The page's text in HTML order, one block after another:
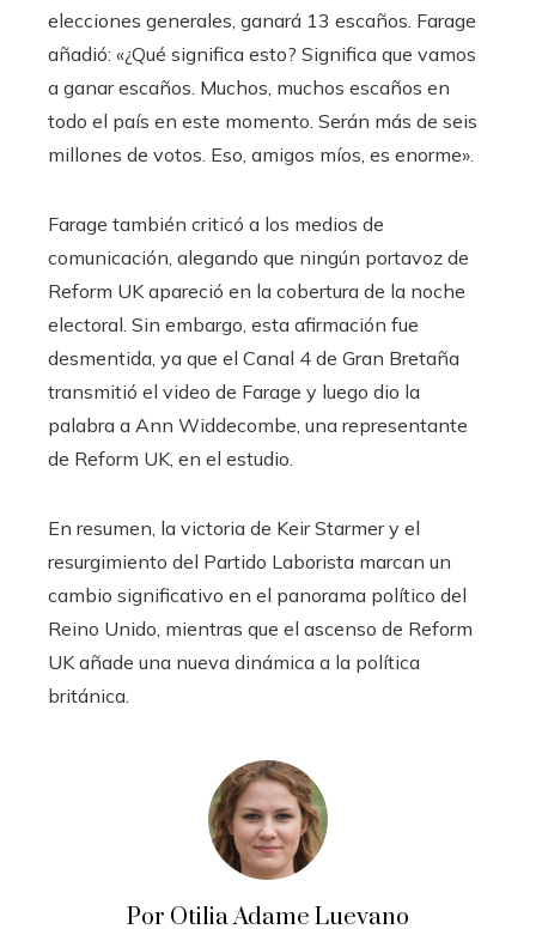
elecciones generales, ganará 13 escaños. Farage
añadió: «¿Qué significa esto? Significa que vamos
a ganar escaños. Muchos, muchos escaños en
todo el país en este momento. Serán más de seis
millones de votos. Eso, amigos míos, es enorme».
Farage también criticó a los medios de
comunicación, alegando que ningún portavoz de
Reform UK apareció en la cobertura de la noche
electoral. Sin embargo, esta afirmación fue
desmentida, ya que el Canal 4 de Gran Bretaña
transmitió el video de Farage y luego dio la
palabra a Ann Widdecombe, una representante
de Reform UK, en el estudio.
En resumen, la victoria de Keir Starmer y el
resurgimiento del Partido Laborista marcan un
cambio significativo en el panorama político del
Reino Unido, mientras que el ascenso de Reform
UK añade una nueva dinámica a la política
británica.
Por Otilia Adame Luevano